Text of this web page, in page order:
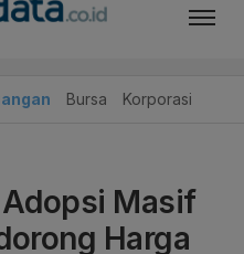
Bursa Korporasi
Adopsi Masif
Harga